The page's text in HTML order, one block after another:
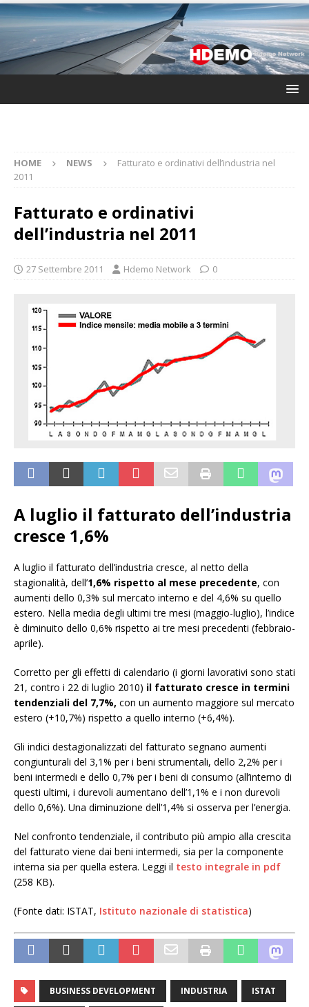
HOME NEWS
Fatturato e ordinativi dell’industria nel
2011
Fatturato e ordinativi
dell’industria nel 2011
27 Settembre 2011 Hdemo Network 0
A luglio il fatturato dell’industria
cresce 1,6%
A luglio il fatturato dell’industria cresce, al netto della
stagionalità, dell’1,6% rispetto al mese precedente, con
aumenti dello 0,3% sul mercato interno e del 4,6% su quello
estero. Nella media degli ultimi tre mesi (maggio-luglio), l’indice
è diminuito dello 0,6% rispetto ai tre mesi precedenti (febbraio-
aprile).
Corretto per gli effetti di calendario (i giorni lavorativi sono stati
21, contro i 22 di luglio 2010) il fatturato cresce in termini
tendenziali del 7,7%, con un aumento maggiore sul mercato
estero (+10,7%) rispetto a quello interno (+6,4%).
Gli indici destagionalizzati del fatturato segnano aumenti
congiunturali del 3,1% per i beni strumentali, dello 2,2% per i
beni intermedi e dello 0,7% per i beni di consumo (all’interno di
questi ultimi, i durevoli aumentano dell’1,1% e i non durevoli
dello 0,6%). Una diminuzione dell’1,4% si osserva per l’energia.
Nel confronto tendenziale, il contributo più ampio alla crescita
del fatturato viene dai beni intermedi, sia per la componente
interna sia per quella estera. Leggi il testo integrale in pdf
(258 KB).
(Fonte dati: ISTAT, Istituto nazionale di statistica)
BUSINESS DEVELOPMENT INDUSTRIA ISTAT